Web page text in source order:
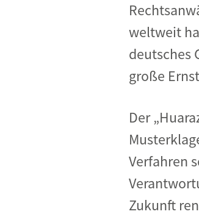
weltweit
deutsches
große
Der
Verfahren
Zukunft